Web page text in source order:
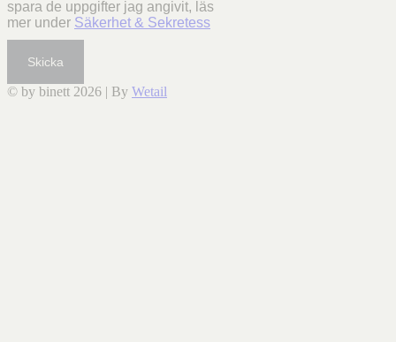
spara de uppgifter jag angivit, läs
mer under Säkerhet & Sekretess
Skicka
© by binett 2026 | By Wetail